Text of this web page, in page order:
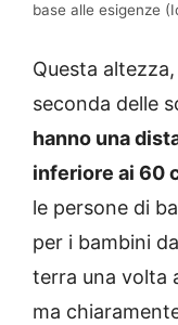
base alle esigenze
Questa
seconda delle
hanno una
inferiore ai 60
le persone di
per i bambini
terra una volta
ma